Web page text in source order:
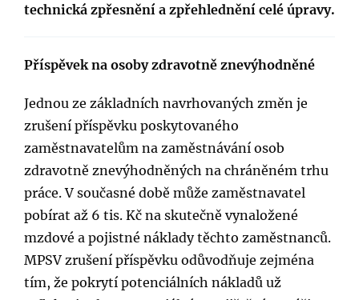
technická zpřesnění a zpřehlednění celé úpravy.
Příspěvek na osoby zdravotně znevýhodněné
Jednou ze základních navrhovaných změn je
zrušení příspěvku poskytovaného
zaměstnavatelům na zaměstnávání osob
zdravotně znevýhodněných na chráněném trhu
práce. V současné době může zaměstnavatel
pobírat až 6 tis. Kč na skutečně vynaložené
mzdové a pojistné náklady těchto zaměstnanců.
MPSV zrušení příspěvku odůvodňuje zejména
tím, že pokrytí potenciálních nákladů už